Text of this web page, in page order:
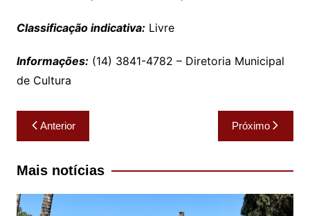
Classificação indicativa:Livre
Informações:(14) 3841-4782 – Diretoria Municipal
de Cultura
Navegação
de
Post
Anterior Próximo
Mais notícias